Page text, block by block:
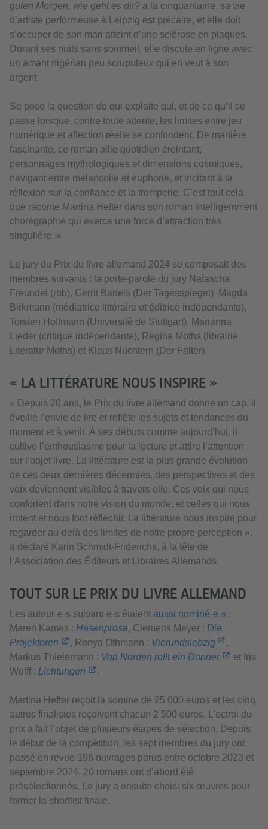
guten Morgen, wie geht es dir? a la cinquantaine, sa vie
d’artiste performeuse à Leipzig est précaire, et elle doit
s’occuper de son mari atteint d’une sclérose en plaques.
Durant ses nuits sans sommeil, elle discute en ligne avec
un amant nigérian peu scrupuleux qui en veut à son
argent.
Se pose la question de qui exploite qui, et de ce qu’il se
passe lorsque, contre toute attente, les limites entre jeu
numérique et affection réelle se confondent. De manière
fascinante, ce roman allie quotidien éreintant,
personnages mythologiques et dimensions cosmiques,
navigant entre mélancolie et euphorie, et incitant à la
réflexion sur la confiance et la tromperie. C’est tout cela
que raconte Martina Hefter dans son roman intelligemment
chorégraphié qui exerce une force d’attraction très
singulière. »
Le jury du Prix du livre allemand 2024 se composait des
membres suivants : la porte-parole du jury Natascha
Freundel (rbb), Gerrit Bartels (Der Tagesspiegel), Magda
Birkmann (médiatrice littéraire et éditrice indépendante),
Torsten Hoffmann (Université de Stuttgart), Marianna
Lieder (critique indépendante), Regina Moths (librairie
Literatur Moths) et Klaus Nüchtern (Der Falter).
« LA LITTÉRATURE NOUS INSPIRE »
« Depuis 20 ans, le Prix du livre allemand donne un cap, il
éveille l’envie de lire et reflète les sujets et tendances du
moment et à venir. À ses débuts comme aujourd’hui, il
cultive l’enthousiasme pour la lecture et attire l’attention
sur l’objet livre. La littérature est la plus grande évolution
de ces deux dernières décennies, des perspectives et des
voix deviennent visibles à travers elle. Ces voix qui nous
confortent dans notre vision du monde, et celles qui nous
irritent et nous font réfléchir. La littérature nous inspire pour
regarder au-delà des limites de notre propre perception »,
a déclaré Karin Schmidt-Friderichs, à la tête de
l’Association des Éditeurs et Libraires Allemands.
TOUT SUR LE PRIX DU LIVRE ALLEMAND
Les auteur·e·s suivant·e·s étaient aussi nominé·e·s :
Maren Kames : Hasenprosa, Clemens Meyer : Die
Projektoren
, Ronya Othmann : Vierundsiebzig
,
Markus Thielemann : Von Norden rollt ein Donner
et Iris
Wolff : Lichtungen .
Martina Hefter reçoit la somme de 25 000 euros et les cinq
autres finalistes reçoivent chacun 2 500 euros. L’octroi du
prix a fait l’objet de plusieurs étapes de sélection. Depuis
le début de la compétition, les sept membres du jury ont
passé en revue 196 ouvrages parus entre octobre 2023 et
septembre 2024. 20 romans ont d’abord été
présélectionnés. Le jury a ensuite choisi six œuvres pour
former la shortlist finale.